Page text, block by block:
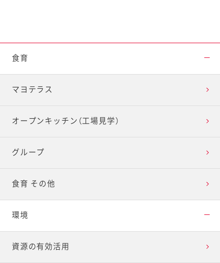
食育
マヨテラス
オープンキッチン（工場見学）
グループ
食育 その他
環境
資源の有効活用